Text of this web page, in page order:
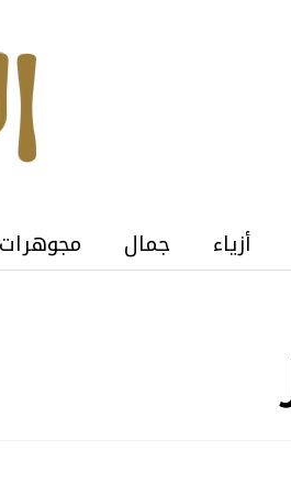
أزياء جمال مجوهرات